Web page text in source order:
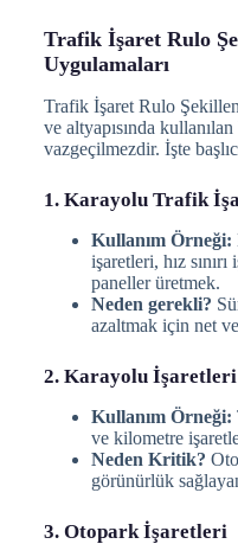
Trafik İşaret Rulo
Uygulamaları
Trafik İşaret Rulo
ve altyapısında
vazgeçilmezdir. İşte
1. Karayolu Trafik
Kullanım Örneği:
işaretleri, hız
paneller üretmek.
Neden gerekli?
azaltmak için net
2. Karayolu İşaretleri
Kullanım Örneği:
ve kilometre
Neden Kritik?
görünürlük
3. Otopark İşaretleri